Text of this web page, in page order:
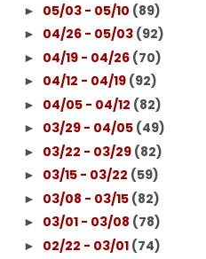
► 05/03 - 05/10 (89)
► 04/26 - 05/03 (92)
► 04/19 - 04/26 (70)
► 04/12 - 04/19 (92)
► 04/05 - 04/12 (82)
► 03/29 - 04/05 (49)
► 03/22 - 03/29 (82)
► 03/15 - 03/22 (59)
► 03/08 - 03/15 (82)
► 03/01 - 03/08 (78)
► 02/22 - 03/01 (74)